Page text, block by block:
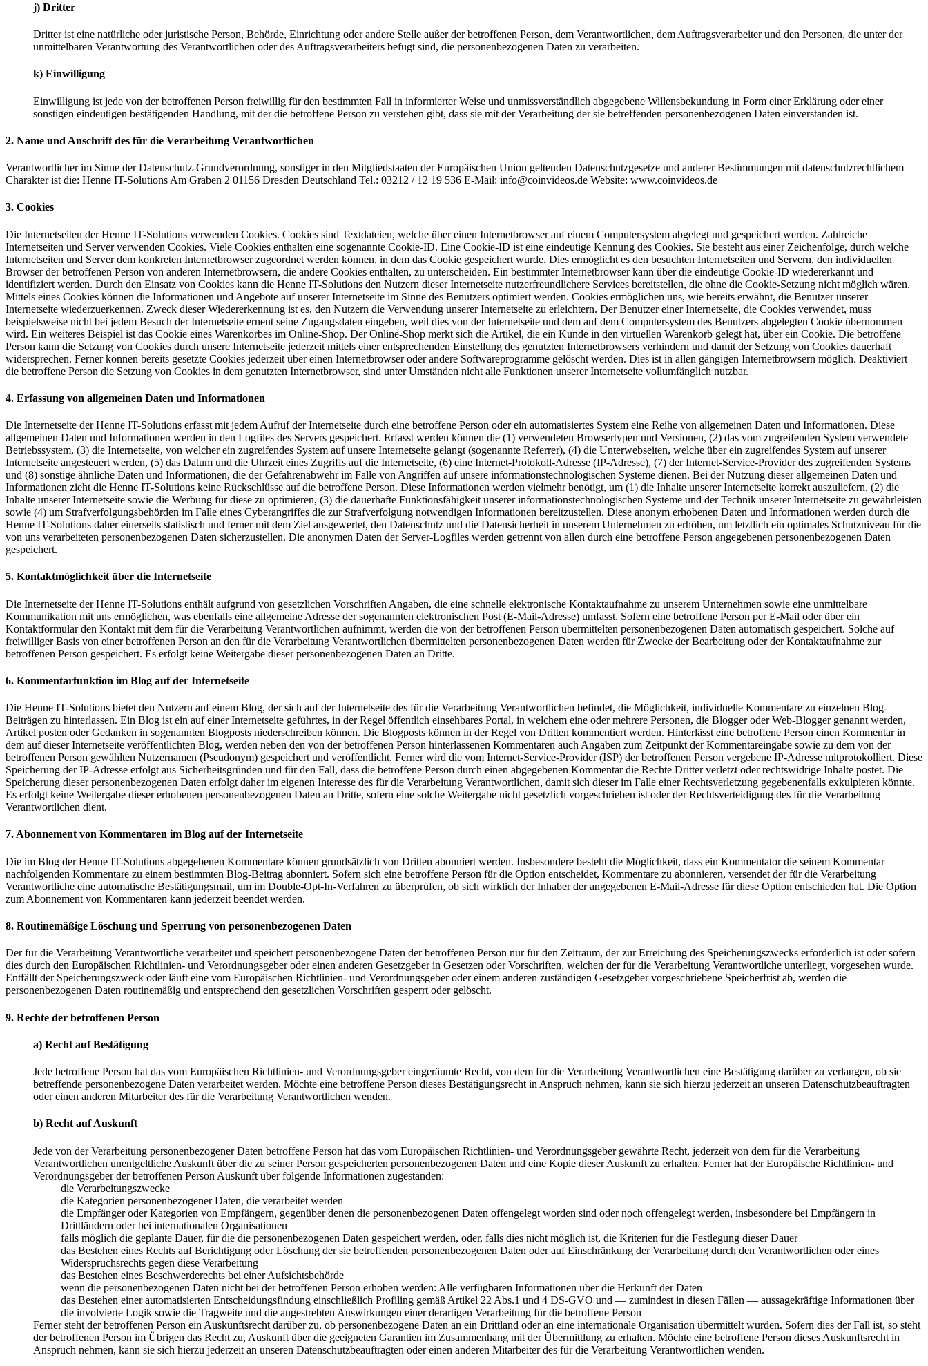
j) Dritter
Dritter ist eine natürliche oder juristische Person, Behörde, Einrichtung oder andere Stelle außer der betroffenen Person, dem Verantwortlichen, dem Auftragsverarbeiter und den Personen, die unter der
unmittelbaren Verantwortung des Verantwortlichen oder des Auftragsverarbeiters befugt sind, die personenbezogenen Daten zu verarbeiten.
k) Einwilligung
Einwilligung ist jede von der betroffenen Person freiwillig für den bestimmten Fall in informierter Weise und unmissverständlich abgegebene Willensbekundung in Form einer Erklärung oder einer
sonstigen eindeutigen bestätigenden Handlung, mit der die betroffene Person zu verstehen gibt, dass sie mit der Verarbeitung der sie betreffenden personenbezogenen Daten einverstanden ist.
2. Name und Anschrift des für die Verarbeitung Verantwortlichen
Verantwortlicher im Sinne der Datenschutz-Grundverordnung, sonstiger in den Mitgliedstaaten der Europäischen Union geltenden Datenschutzgesetze und anderer Bestimmungen mit datenschutzrechtlichem
Charakter ist die: Henne IT-Solutions Am Graben 2 01156 Dresden Deutschland Tel.: 03212 / 12 19 536 E-Mail: info@coinvideos.de Website: www.coinvideos.de
3. Cookies
Die Internetseiten der Henne IT-Solutions verwenden Cookies. Cookies sind Textdateien, welche über einen Internetbrowser auf einem Computersystem abgelegt und gespeichert werden. Zahlreiche
Internetseiten und Server verwenden Cookies. Viele Cookies enthalten eine sogenannte Cookie-ID. Eine Cookie-ID ist eine eindeutige Kennung des Cookies. Sie besteht aus einer Zeichenfolge, durch welche
Internetseiten und Server dem konkreten Internetbrowser zugeordnet werden können, in dem das Cookie gespeichert wurde. Dies ermöglicht es den besuchten Internetseiten und Servern, den individuellen
Browser der betroffenen Person von anderen Internetbrowsern, die andere Cookies enthalten, zu unterscheiden. Ein bestimmter Internetbrowser kann über die eindeutige Cookie-ID wiedererkannt und
identifiziert werden. Durch den Einsatz von Cookies kann die Henne IT-Solutions den Nutzern dieser Internetseite nutzerfreundlichere Services bereitstellen, die ohne die Cookie-Setzung nicht möglich wären.
Mittels eines Cookies können die Informationen und Angebote auf unserer Internetseite im Sinne des Benutzers optimiert werden. Cookies ermöglichen uns, wie bereits erwähnt, die Benutzer unserer
Internetseite wiederzuerkennen. Zweck dieser Wiedererkennung ist es, den Nutzern die Verwendung unserer Internetseite zu erleichtern. Der Benutzer einer Internetseite, die Cookies verwendet, muss
beispielsweise nicht bei jedem Besuch der Internetseite erneut seine Zugangsdaten eingeben, weil dies von der Internetseite und dem auf dem Computersystem des Benutzers abgelegten Cookie übernommen
wird. Ein weiteres Beispiel ist das Cookie eines Warenkorbes im Online-Shop. Der Online-Shop merkt sich die Artikel, die ein Kunde in den virtuellen Warenkorb gelegt hat, über ein Cookie. Die betroffene
Person kann die Setzung von Cookies durch unsere Internetseite jederzeit mittels einer entsprechenden Einstellung des genutzten Internetbrowsers verhindern und damit der Setzung von Cookies dauerhaft
widersprechen. Ferner können bereits gesetzte Cookies jederzeit über einen Internetbrowser oder andere Softwareprogramme gelöscht werden. Dies ist in allen gängigen Internetbrowsern möglich. Deaktiviert
die betroffene Person die Setzung von Cookies in dem genutzten Internetbrowser, sind unter Umständen nicht alle Funktionen unserer Internetseite vollumfänglich nutzbar.
4. Erfassung von allgemeinen Daten und Informationen
Die Internetseite der Henne IT-Solutions erfasst mit jedem Aufruf der Internetseite durch eine betroffene Person oder ein automatisiertes System eine Reihe von allgemeinen Daten und Informationen. Diese
allgemeinen Daten und Informationen werden in den Logfiles des Servers gespeichert. Erfasst werden können die (1) verwendeten Browsertypen und Versionen, (2) das vom zugreifenden System verwendete
Betriebssystem, (3) die Internetseite, von welcher ein zugreifendes System auf unsere Internetseite gelangt (sogenannte Referrer), (4) die Unterwebseiten, welche über ein zugreifendes System auf unserer
Internetseite angesteuert werden, (5) das Datum und die Uhrzeit eines Zugriffs auf die Internetseite, (6) eine Internet-Protokoll-Adresse (IP-Adresse), (7) der Internet-Service-Provider des zugreifenden Systems
und (8) sonstige ähnliche Daten und Informationen, die der Gefahrenabwehr im Falle von Angriffen auf unsere informationstechnologischen Systeme dienen. Bei der Nutzung dieser allgemeinen Daten und
Informationen zieht die Henne IT-Solutions keine Rückschlüsse auf die betroffene Person. Diese Informationen werden vielmehr benötigt, um (1) die Inhalte unserer Internetseite korrekt auszuliefern, (2) die
Inhalte unserer Internetseite sowie die Werbung für diese zu optimieren, (3) die dauerhafte Funktionsfähigkeit unserer informationstechnologischen Systeme und der Technik unserer Internetseite zu gewährleisten
sowie (4) um Strafverfolgungsbehörden im Falle eines Cyberangriffes die zur Strafverfolgung notwendigen Informationen bereitzustellen. Diese anonym erhobenen Daten und Informationen werden durch die
Henne IT-Solutions daher einerseits statistisch und ferner mit dem Ziel ausgewertet, den Datenschutz und die Datensicherheit in unserem Unternehmen zu erhöhen, um letztlich ein optimales Schutzniveau für die
von uns verarbeiteten personenbezogenen Daten sicherzustellen. Die anonymen Daten der Server-Logfiles werden getrennt von allen durch eine betroffene Person angegebenen personenbezogenen Daten
gespeichert.
5. Kontaktmöglichkeit über die Internetseite
Die Internetseite der Henne IT-Solutions enthält aufgrund von gesetzlichen Vorschriften Angaben, die eine schnelle elektronische Kontaktaufnahme zu unserem Unternehmen sowie eine unmittelbare
Kommunikation mit uns ermöglichen, was ebenfalls eine allgemeine Adresse der sogenannten elektronischen Post (E-Mail-Adresse) umfasst. Sofern eine betroffene Person per E-Mail oder über ein
Kontaktformular den Kontakt mit dem für die Verarbeitung Verantwortlichen aufnimmt, werden die von der betroffenen Person übermittelten personenbezogenen Daten automatisch gespeichert. Solche auf
freiwilliger Basis von einer betroffenen Person an den für die Verarbeitung Verantwortlichen übermittelten personenbezogenen Daten werden für Zwecke der Bearbeitung oder der Kontaktaufnahme zur
betroffenen Person gespeichert. Es erfolgt keine Weitergabe dieser personenbezogenen Daten an Dritte.
6. Kommentarfunktion im Blog auf der Internetseite
Die Henne IT-Solutions bietet den Nutzern auf einem Blog, der sich auf der Internetseite des für die Verarbeitung Verantwortlichen befindet, die Möglichkeit, individuelle Kommentare zu einzelnen Blog-
Beiträgen zu hinterlassen. Ein Blog ist ein auf einer Internetseite geführtes, in der Regel öffentlich einsehbares Portal, in welchem eine oder mehrere Personen, die Blogger oder Web-Blogger genannt werden,
Artikel posten oder Gedanken in sogenannten Blogposts niederschreiben können. Die Blogposts können in der Regel von Dritten kommentiert werden. Hinterlässt eine betroffene Person einen Kommentar in
dem auf dieser Internetseite veröffentlichten Blog, werden neben den von der betroffenen Person hinterlassenen Kommentaren auch Angaben zum Zeitpunkt der Kommentareingabe sowie zu dem von der
betroffenen Person gewählten Nutzernamen (Pseudonym) gespeichert und veröffentlicht. Ferner wird die vom Internet-Service-Provider (ISP) der betroffenen Person vergebene IP-Adresse mitprotokolliert. Diese
Speicherung der IP-Adresse erfolgt aus Sicherheitsgründen und für den Fall, dass die betroffene Person durch einen abgegebenen Kommentar die Rechte Dritter verletzt oder rechtswidrige Inhalte postet. Die
Speicherung dieser personenbezogenen Daten erfolgt daher im eigenen Interesse des für die Verarbeitung Verantwortlichen, damit sich dieser im Falle einer Rechtsverletzung gegebenenfalls exkulpieren könnte.
Es erfolgt keine Weitergabe dieser erhobenen personenbezogenen Daten an Dritte, sofern eine solche Weitergabe nicht gesetzlich vorgeschrieben ist oder der Rechtsverteidigung des für die Verarbeitung
Verantwortlichen dient.
7. Abonnement von Kommentaren im Blog auf der Internetseite
Die im Blog der Henne IT-Solutions abgegebenen Kommentare können grundsätzlich von Dritten abonniert werden. Insbesondere besteht die Möglichkeit, dass ein Kommentator die seinem Kommentar
nachfolgenden Kommentare zu einem bestimmten Blog-Beitrag abonniert. Sofern sich eine betroffene Person für die Option entscheidet, Kommentare zu abonnieren, versendet der für die Verarbeitung
Verantwortliche eine automatische Bestätigungsmail, um im Double-Opt-In-Verfahren zu überprüfen, ob sich wirklich der Inhaber der angegebenen E-Mail-Adresse für diese Option entschieden hat. Die Option
zum Abonnement von Kommentaren kann jederzeit beendet werden.
8. Routinemäßige Löschung und Sperrung von personenbezogenen Daten
Der für die Verarbeitung Verantwortliche verarbeitet und speichert personenbezogene Daten der betroffenen Person nur für den Zeitraum, der zur Erreichung des Speicherungszwecks erforderlich ist oder sofern
dies durch den Europäischen Richtlinien- und Verordnungsgeber oder einen anderen Gesetzgeber in Gesetzen oder Vorschriften, welchen der für die Verarbeitung Verantwortliche unterliegt, vorgesehen wurde.
Entfällt der Speicherungszweck oder läuft eine vom Europäischen Richtlinien- und Verordnungsgeber oder einem anderen zuständigen Gesetzgeber vorgeschriebene Speicherfrist ab, werden die
personenbezogenen Daten routinemäßig und entsprechend den gesetzlichen Vorschriften gesperrt oder gelöscht.
9. Rechte der betroffenen Person
a) Recht auf Bestätigung
Jede betroffene Person hat das vom Europäischen Richtlinien- und Verordnungsgeber eingeräumte Recht, von dem für die Verarbeitung Verantwortlichen eine Bestätigung darüber zu verlangen, ob sie
betreffende personenbezogene Daten verarbeitet werden. Möchte eine betroffene Person dieses Bestätigungsrecht in Anspruch nehmen, kann sie sich hierzu jederzeit an unseren Datenschutzbeauftragten
oder einen anderen Mitarbeiter des für die Verarbeitung Verantwortlichen wenden.
b) Recht auf Auskunft
Jede von der Verarbeitung personenbezogener Daten betroffene Person hat das vom Europäischen Richtlinien- und Verordnungsgeber gewährte Recht, jederzeit von dem für die Verarbeitung
Verantwortlichen unentgeltliche Auskunft über die zu seiner Person gespeicherten personenbezogenen Daten und eine Kopie dieser Auskunft zu erhalten. Ferner hat der Europäische Richtlinien- und
Verordnungsgeber der betroffenen Person Auskunft über folgende Informationen zugestanden:
die Verarbeitungszwecke
die Kategorien personenbezogener Daten, die verarbeitet werden
die Empfänger oder Kategorien von Empfängern, gegenüber denen die personenbezogenen Daten offengelegt worden sind oder noch offengelegt werden, insbesondere bei Empfängern in
Drittländern oder bei internationalen Organisationen
falls möglich die geplante Dauer, für die die personenbezogenen Daten gespeichert werden, oder, falls dies nicht möglich ist, die Kriterien für die Festlegung dieser Dauer
das Bestehen eines Rechts auf Berichtigung oder Löschung der sie betreffenden personenbezogenen Daten oder auf Einschränkung der Verarbeitung durch den Verantwortlichen oder eines
Widerspruchsrechts gegen diese Verarbeitung
das Bestehen eines Beschwerderechts bei einer Aufsichtsbehörde
wenn die personenbezogenen Daten nicht bei der betroffenen Person erhoben werden: Alle verfügbaren Informationen über die Herkunft der Daten
das Bestehen einer automatisierten Entscheidungsfindung einschließlich Profiling gemäß Artikel 22 Abs.1 und 4 DS-GVO und — zumindest in diesen Fällen — aussagekräftige Informationen über
die involvierte Logik sowie die Tragweite und die angestrebten Auswirkungen einer derartigen Verarbeitung für die betroffene Person
Ferner steht der betroffenen Person ein Auskunftsrecht darüber zu, ob personenbezogene Daten an ein Drittland oder an eine internationale Organisation übermittelt wurden. Sofern dies der Fall ist, so steht
der betroffenen Person im Übrigen das Recht zu, Auskunft über die geeigneten Garantien im Zusammenhang mit der Übermittlung zu erhalten. Möchte eine betroffene Person dieses Auskunftsrecht in
Anspruch nehmen, kann sie sich hierzu jederzeit an unseren Datenschutzbeauftragten oder einen anderen Mitarbeiter des für die Verarbeitung Verantwortlichen wenden.